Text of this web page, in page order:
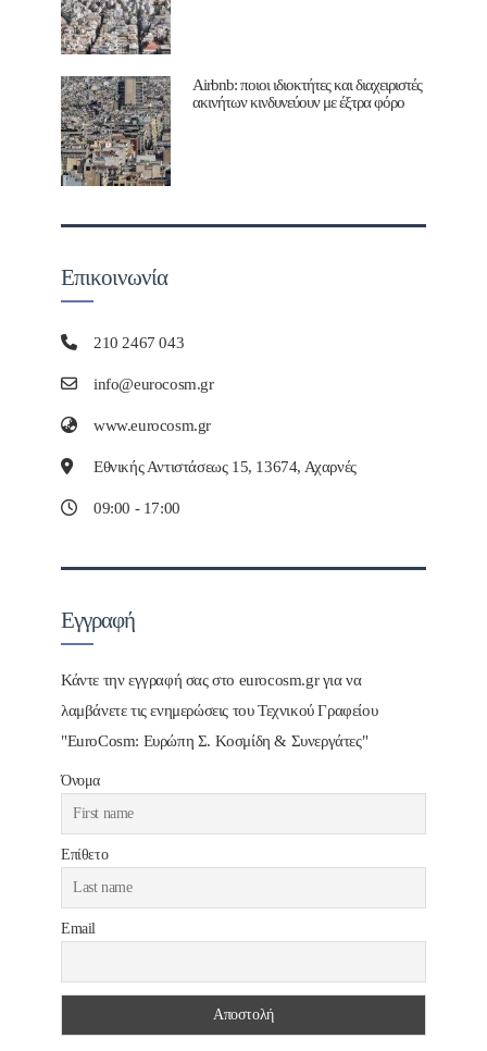
Airbnb: ποιοι ιδιοκτήτες και διαχειριστές
ακινήτων κινδυνεύουν με έξτρα φόρο
Επικοινωνία
210 2467 043
info@eurocosm.gr
www.eurocosm.gr
Εθνικής Αντιστάσεως 15, 13674, Αχαρνές
09:00 - 17:00
Εγγραφή
Κάντε την εγγραφή σας στο eurocosm.gr για να
λαμβάνετε τις ενημερώσεις του Τεχνικού Γραφείου
"EuroCosm: Ευρώπη Σ. Κοσμίδη & Συνεργάτες"
Όνομα
Επίθετο
Email